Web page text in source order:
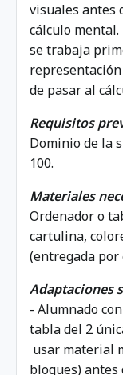
visuales antes
cálculo
se trabaja
de pasar al
Requisitos
Dominio de la
100.
Materiales
Ordenador o
cartulina,
(entregada por
Adaptaciones
- Alumnado
tabla del 2
usar material
bloques) antes